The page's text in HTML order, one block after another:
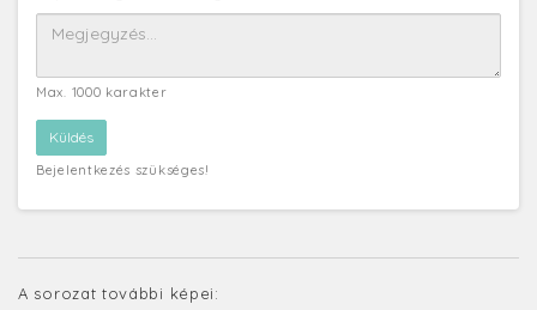
Max. 1000 karakter
Bejelentkezés szükséges!
A sorozat további képei: